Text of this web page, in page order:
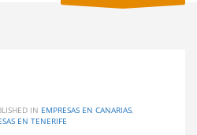
IN EMPRESAS EN CANARIAS,
EN TENERIFE